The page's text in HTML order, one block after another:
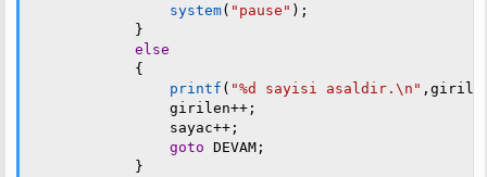
system( "pause" ) ;
}
else
{
printf ( "%d sayisi asaldir.\n" ,
                girilen
++ ;
                sayac
++ ;
goto DEVAM ;
}